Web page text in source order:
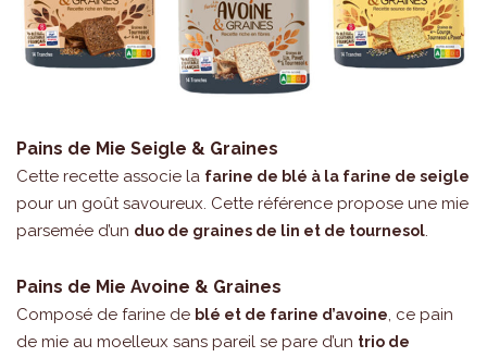
Pains de Mie Seigle & Graines
Cette recette associe la farine de blé à la farine de seigle
pour un goût savoureux. Cette référence propose une mie
parsemée d’un duo de graines de lin et de tournesol.
Pains de Mie Avoine & Graines
Composé de farine de blé et de farine d’avoine, ce pain
de mie au moelleux sans pareil se pare d’un trio de